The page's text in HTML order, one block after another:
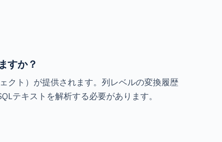
すか？
クト）が提供されます。列レベルの変換履歴
テキストを解析する必要があります。